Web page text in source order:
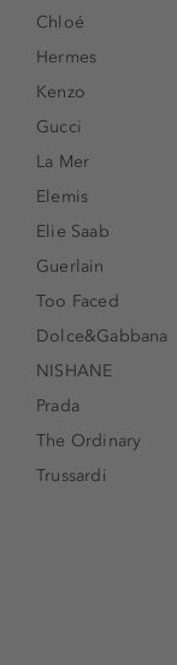
Chloé
Hermes
Kenzo
Gucci
La Mer
Elemis
Elie Saab
Guerlain
Too Faced
Dolce&Gabbana
NISHANE
Prada
The Ordinary
Trussardi